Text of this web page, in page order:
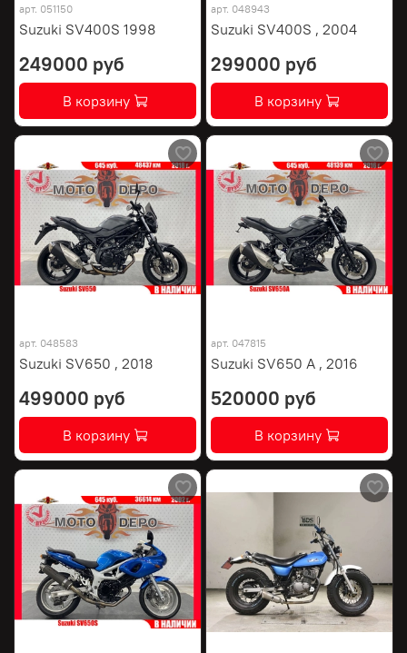
арт. 051150
Suzuki SV400S 1998
249000 руб
В корзину
арт. 048943
Suzuki SV400S , 2004
299000 руб
В корзину
арт. 048583
Suzuki SV650 , 2018
499000 руб
В корзину
арт. 047815
Suzuki SV650 A , 2016
520000 руб
В корзину